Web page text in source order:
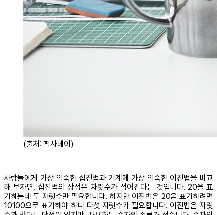
(출처: 픽사베이)
사람들에게 가장 익숙한 십진법과 기계에 가장 익숙한 이진법을 비교
해 보자면, 십진법의 장점은 자릿수가 적어진다는 것입니다. 20을 표
기하는데 두 자릿수만 필요합니다. 하지만 이진법은 20을 표기하려면
10100으로 표기해야 하니 다섯 자릿수가 필요합니다. 이진법은 자릿